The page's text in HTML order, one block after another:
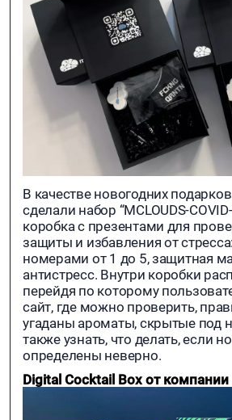
В качестве новогодних
сделали набор “MCLOUDS-
коробка с презентами для
защиты и избавления от
номерами от 1 до 5, защитная
антистресс. Внутри коробки
перейдя по которому
сайт, где можно проверить,
угаданы ароматы, скрытые под
также узнать, что делать, если
определены неверно.
Digital Cocktail Box от компании